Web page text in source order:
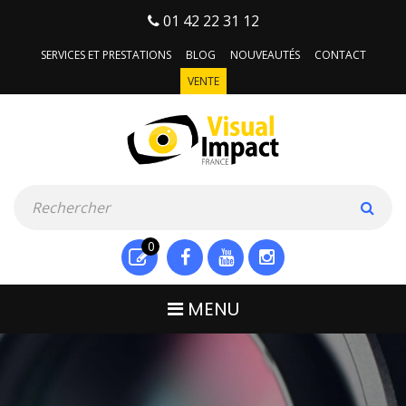
01 42 22 31 12
SERVICES ET PRESTATIONS BLOG NOUVEAUTÉS
CONTACT
VENTE
0
MENU